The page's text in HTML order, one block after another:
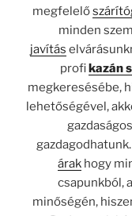
megfelelő
minden
javítás
profikazán
megkeresésébe,
lehetőségével,
árak hogy
csapunkból,
minőségén,